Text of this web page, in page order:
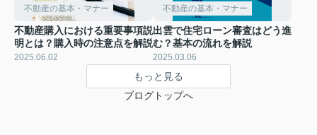
不動産の基本・マナー
不動産購入における重要事項説
明とは？購入時の注意点を解説
2025.06.02
不動産の基本・マナー
出雲で住宅ローン審査はどう進
む？基本の流れを解説
2025.03.06
もっと見る
ブログトップへ